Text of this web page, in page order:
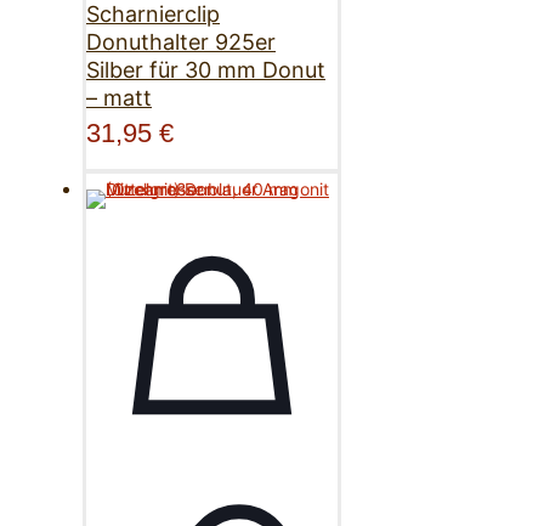
Scharnierclip
Donuthalter 925er
Silber für 30 mm Donut
– matt
31,95 €